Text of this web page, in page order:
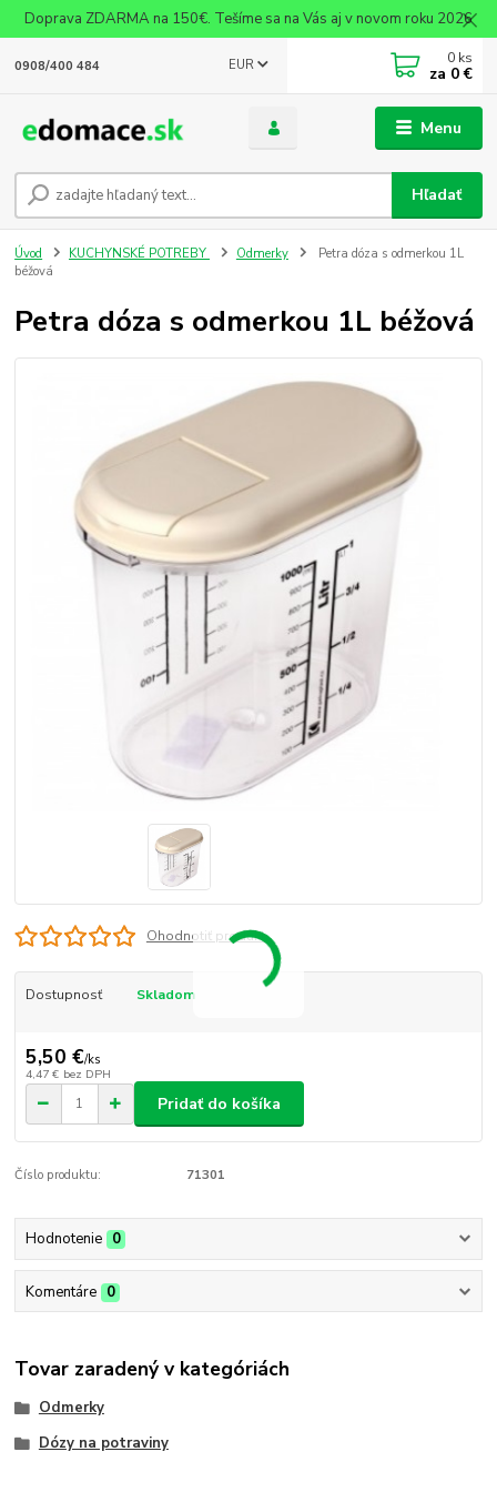
Doprava ZDARMA na 150€. Tešíme sa na Vás aj v novom roku 2026
Menu
EUR
Hľadať
0908/400 484 0 ks
za 0 €
Úvod KUCHYNSKÉ POTREBY Odmerky
Petra dóza s odmerkou 1L
béžová
Petra dóza s odmerkou 1L béžová
Ohodnotiť produkt
Dostupnosť Skladom
5,50 €/ks
4,47 € bez DPH
Pridať do košíka
Číslo produktu: 71301
Hodnotenie 0
Komentáre 0
Tovar zaradený v kategóriách
Odmerky
Dózy na potraviny